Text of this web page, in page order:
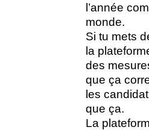
l’année
monde.
Si tu mets
la
des
que ça
les
que ça.
La